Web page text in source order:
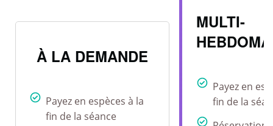
MULTI-
Payez en
fin de la
À LA DEMANDE
Payez en espèces à la
fin de la séance